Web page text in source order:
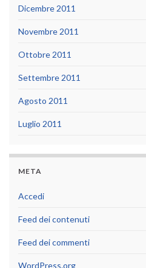
Dicembre 2011
Novembre 2011
Ottobre 2011
Settembre 2011
Agosto 2011
Luglio 2011
META
Accedi
Feed dei contenuti
Feed dei commenti
WordPress.org